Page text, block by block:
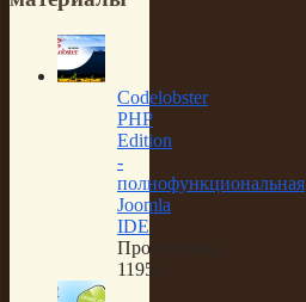
Codelobster
PHP
Edition
-
полнофункциональная
Joomla
IDE
Просмотров:
11954